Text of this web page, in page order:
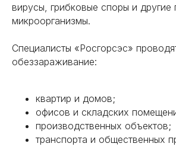
вирусы, грибковые споры и другие
микроорганизмы.
Специалисты «Росгорсэс»
обеззараживание:
квартир и домов;
офисов и складских
производственных объектов;
транспорта и общественных